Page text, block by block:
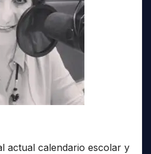
actual calendario escolar y